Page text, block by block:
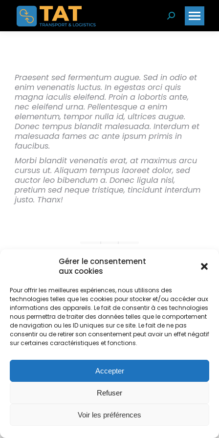
Gérer le consentement
aux cookies
Pour offrir les meilleures expériences, nous utilisons des
technologies telles que les cookies pour stocker et/ou accéder aux
informations des appareils. Le fait de consentir à ces technologies
nous permettra de traiter des données telles que le comportement
de navigation ou les ID uniques sur ce site. Le fait de ne pas
consentir ou de retirer son consentement peut avoir un effet négatif
sur certaines caractéristiques et fonctions.
Accepter
Refuser
Voir les préférences
Search:
Praesent sed fermentum augue. Sed in odio et
enim venenatis luctus. In egestas orci quis
magna iaculis eleifend. Proin a lobortis ante,
nec eleifend urna. Pellentesque a enim
elementum, tempor nulla id, ultrices augue.
Donec tempus blandit malesuada. Interdum et
malesuada fames ac ante ipsum primis in
faucibus.
Morbi blandit venenatis erat, at maximus arcu
cursus ut. Aliquam tempus laoreet dolor, sed
auctor leo bibendum a. Donec ligula nisl,
pretium sed neque tristique, tincidunt interdum
justo. Thanx!
Diana Richards
manager
© TAT Transport & Logistics - 2024. All rights reserved par
BOX Community
Previously used menu 17